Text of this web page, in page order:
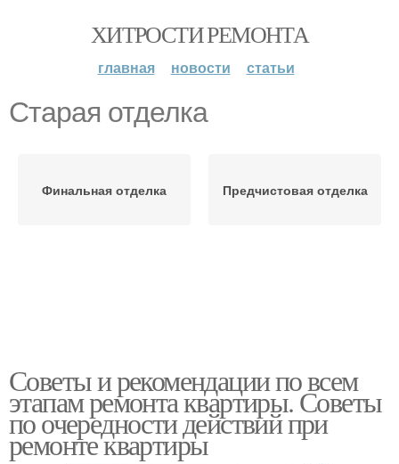
ХИТРОСТИ РЕМОНТА
главная новости статьи
Старая отделка
Финальная отделка Предчистовая отделка
Советы и рекомендации по всем
этапам ремонта квартиры. Советы
по очередности действий при
ремонте квартиры